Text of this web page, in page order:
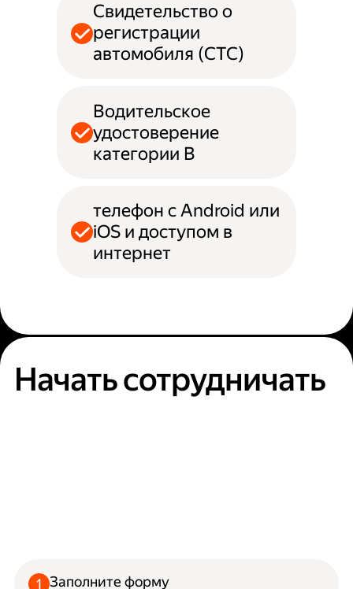
Свидетельство о
регистрации
автомобиля (СТС)
Водительское
удостоверение
категории B
телефон с Android или
iOS и доступом в
интернет
Начать сотрудничать
Заполните форму